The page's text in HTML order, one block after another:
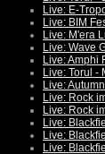
Live: E-
Live: BIM
Live: M'era
Live: Wave
Live: Amphi
Live: Torul -
Live:
Live: Rock
Live: Rock
Live:
Live:
Live: